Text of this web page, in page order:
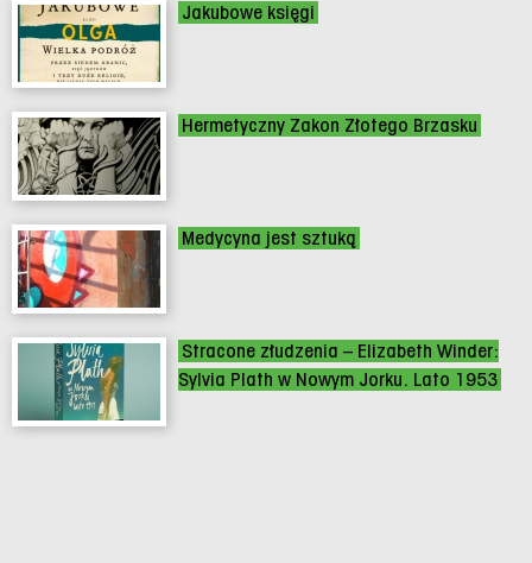
Jakubowe księgi
Hermetyczny Zakon Złotego Brzasku
Medycyna jest sztuką
Stracone złudzenia – Elizabeth Winder:
Sylvia Plath w Nowym Jorku. Lato 1953